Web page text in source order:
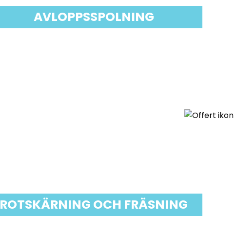
AVLOPPSSPOLNING
ROTSKÄRNING OCH FRÄSNING